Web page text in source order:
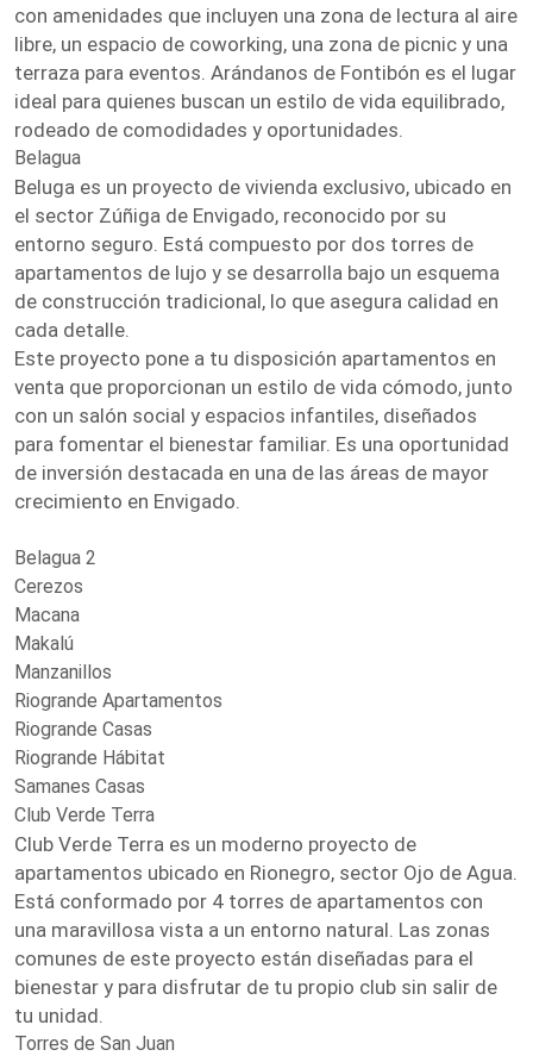
con amenidades que incluyen una zona de lectura al aire
libre, un espacio de coworking, una zona de picnic y una
terraza para eventos. Arándanos de Fontibón es el lugar
ideal para quienes buscan un estilo de vida equilibrado,
rodeado de comodidades y oportunidades.
Belagua
Beluga es un proyecto de vivienda exclusivo, ubicado en
el sector Zúñiga de Envigado, reconocido por su
entorno seguro. Está compuesto por dos torres de
apartamentos de lujo y se desarrolla bajo un esquema
de construcción tradicional, lo que asegura calidad en
cada detalle.
Este proyecto pone a tu disposición apartamentos en
venta que proporcionan un estilo de vida cómodo, junto
con un salón social y espacios infantiles, diseñados
para fomentar el bienestar familiar. Es una oportunidad
de inversión destacada en una de las áreas de mayor
crecimiento en Envigado.
Belagua 2
Cerezos
Macana
Makalú
Manzanillos
Riogrande Apartamentos
Riogrande Casas
Riogrande Hábitat
Samanes Casas
Club Verde Terra
Club Verde Terra es un moderno proyecto de
apartamentos ubicado en Rionegro, sector Ojo de Agua.
Está conformado por 4 torres de apartamentos con
una maravillosa vista a un entorno natural. Las zonas
comunes de este proyecto están diseñadas para el
bienestar y para disfrutar de tu propio club sin salir de
tu unidad.
Torres de San Juan